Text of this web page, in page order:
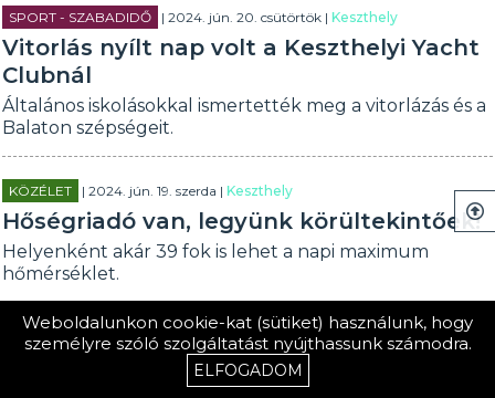
SPORT - SZABADIDŐ | 2024. jún. 20. csütörtök |Keszthely
Vitorlás nyílt nap volt a Keszthelyi Yacht
Clubnál
Általános iskolásokkal ismertették meg a vitorlázás és a
Balaton szépségeit.
KÖZÉLET | 2024. jún. 19. szerda |Keszthely
Hőségriadó van, legyünk körültekintőek!
Helyenként akár 39 fok is lehet a napi maximum
hőmérséklet.
SZÍNES | 2024. jún. 18. kedd |Balaton
Rekordidő alatt úsztak a Kis-Pingvinek
Weboldalunkon cookie-kat (sütiket) használunk, hogy
személyre szóló szolgáltatást nyújthassunk számodra.
ELFOGADOM